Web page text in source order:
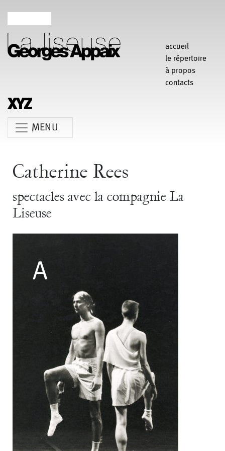
accueil
le répertoire
à propos
contacts
MENU
Anne Le Batard
Carlotta Sagna
Chiara Gallerani Christian Rizzo Claudia Triozzi
Eric Houzelot
François Combemorel
Frédéric Werlé
Georges Appaix
Jean-Marc Fillet Jean-Pascal Gilly
Jean-Paul Bourel Jean-Pierre Larroche
Liliana Ferri Marcel Atienzar
Marco Berrettini
Maria Eugenia Lopez Valenzuela
Maria Grazia Noce
Maud Le Pladec
Maxime Gomard
Melanie Venino
Michèle Prélonge
Montaine Chevalier
Catherine Rees
spectacles avec la compagnie La
Liseuse